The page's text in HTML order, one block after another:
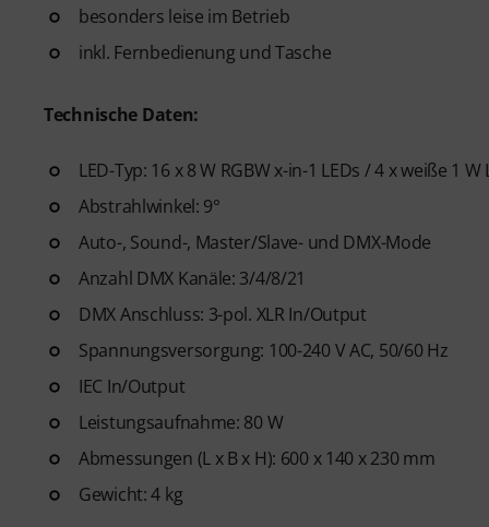
besonders leise im Betrieb
inkl. Fernbedienung und Tasche
Technische Daten:
LED-Typ: 16 x 8 W RGBW x-in-1 LEDs / 4 x weiße 1 W
Abstrahlwinkel: 9°
Auto-, Sound-, Master/Slave- und DMX-Mode
Anzahl DMX Kanäle: 3/4/8/21
DMX Anschluss: 3-pol. XLR In/Output
Spannungsversorgung: 100-240 V AC, 50/60 Hz
IEC In/Output
Leistungsaufnahme: 80 W
Abmessungen (L x B x H): 600 x 140 x 230 mm
Gewicht: 4 kg